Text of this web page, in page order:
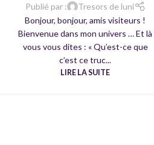
Publié par :
Tresors de luni
Bonjour, bonjour, amis visiteurs !
Bienvenue dans mon univers … Et là
vous vous dites : « Qu’est-ce que
c’est ce truc...
LIRE LA SUITE